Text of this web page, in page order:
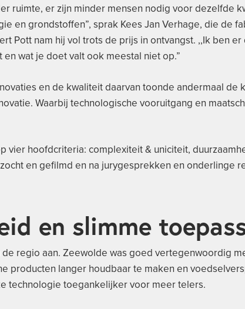
ruimte, er zijn minder mensen nodig voor dezelfde
en grondstoffen”, sprak Kees Jan Verhage, die de
Pott nam hij vol trots de prijs in ontvangst. ,,Ik ben
wat je doet valt ook meestal niet op.”
en de kwaliteit daarvan toonde andermaal de
Waarbij technologische vooruitgang en
hoofdcriteria: complexiteit & uniciteit,
en gefilmd en na jurygesprekken en onderlinge
en slimme
regio aan. Zeewolde was goed vertegenwoordig
producten langer houdbaar te maken en
technologie toegankelijker voor meer telers.